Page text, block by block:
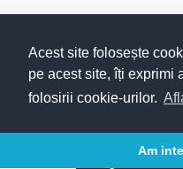
Acest site folosește
pe acest site, îți exprimi
folosirii cookie-urilor.
Am